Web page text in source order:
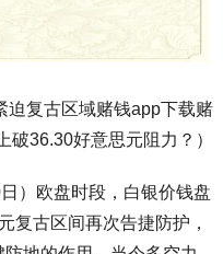
迫复古区域赌钱app下载赌
破36.30好意思元阻力？）
）欧盘时段，白银价钱盘
复古区间再次告捷防护，